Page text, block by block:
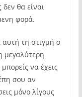
θα είναι
φορά.
αυτή τη στιγμή ο
μεγαλύτερη
να έχεις
σου αν
μόνο λίγους